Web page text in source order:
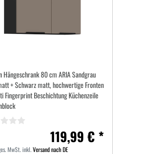
Hängeschrank 80 cm ARIA Sandgrau
+ Schwarz matt, hochwertige Fronten
Fingerprint Beschichtung Küchenzeile
119,99 € *
MwSt.inkl.Versand nach DE